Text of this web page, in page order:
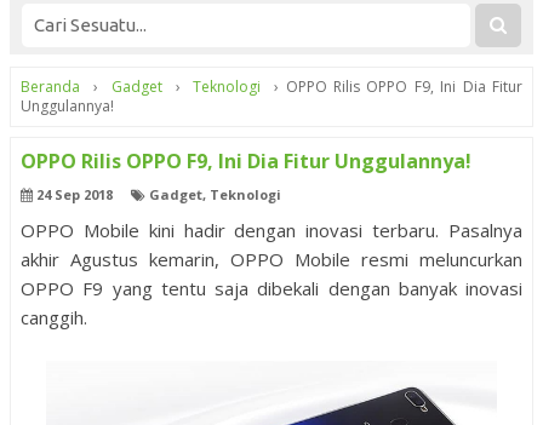
Beranda › Gadget ›Teknologi › OPPO Rilis OPPO F9, Ini Dia Fitur
Unggulannya!
OPPO Rilis OPPO F9, Ini Dia Fitur Unggulannya!
24 Sep 2018 Gadget, Teknologi
OPPO Mobile kini hadir dengan inovasi terbaru. Pasalnya
akhir Agustus kemarin, OPPO Mobile resmi meluncurkan
OPPO F9 yang tentu saja dibekali dengan banyak inovasi
canggih.